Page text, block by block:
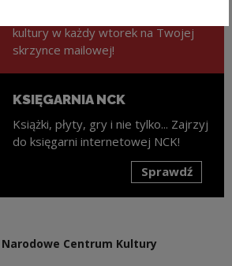
kultury w każdy wtorek na Twojej
skrzynce mailowej!
KSIĘGARNIA NCK
Książki, płyty, gry i nie tylko... Zajrzyj
do księgarni internetowej NCK!
Sprawdź
Narodowe Centrum Kultury